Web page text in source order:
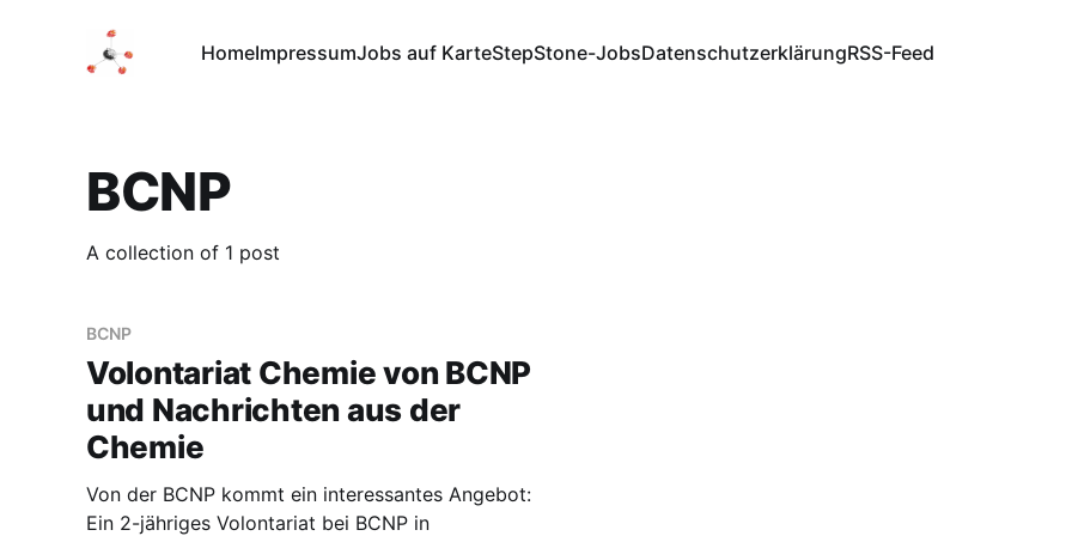
HomeImpressumJobs auf KarteStepStone-JobsDatenschutzerklärungRSS-Feed
BCNP
A collection of 1 post
BCNP
Volontariat Chemie von BCNP
und Nachrichten aus der
Chemie
Von der BCNP kommt ein interessantes Angebot:
Ein 2-jähriges Volontariat bei BCNP in